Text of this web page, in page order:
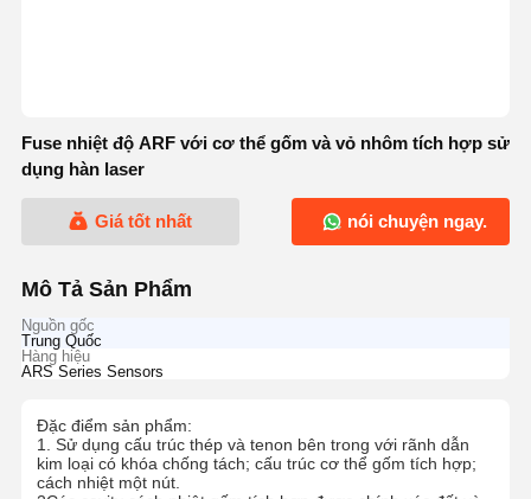
Fuse nhiệt độ ARF với cơ thể gốm và vỏ nhôm tích hợp sử
dụng hàn laser
Giá tốt nhất nói chuyện ngay.
Mô Tả Sản Phẩm
Nguồn gốc
Trung Quốc
Hàng hiệu
ARS Series Sensors
Đặc điểm sản phẩm:
1. Sử dụng cấu trúc thép và tenon bên trong với rãnh dẫn
kim loại có khóa chống tách; cấu trúc cơ thể gốm tích hợp;
cách nhiệt một nút.